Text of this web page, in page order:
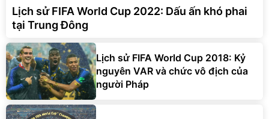
Lịch sử FIFA World Cup 2022: Dấu ấn khó phai
tại Trung Đông
Lịch sử FIFA World Cup 2018: Kỷ
nguyên VAR và chức vô địch của
người Pháp